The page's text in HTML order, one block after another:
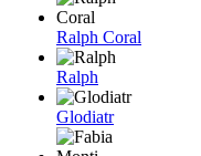
Ralph Coral
Ralph
Glodiatr